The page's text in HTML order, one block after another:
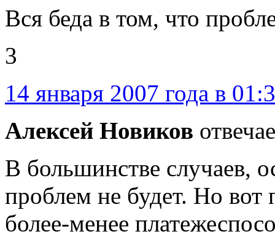
Вся беда в том, что
3
14 января 2007 года в
Алексей Новиков
В большинстве случаев,
проблем не будет. Но вот
более-менее